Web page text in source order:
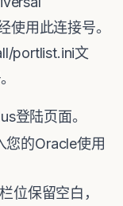
使用此连接号。
portlist.ini文
登陆页面。
您的Oracle使用
位保留空白，